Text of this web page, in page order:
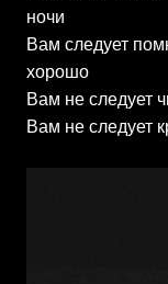
ночи
Вам следует
хорошо
Вам не следует
Вам не следует